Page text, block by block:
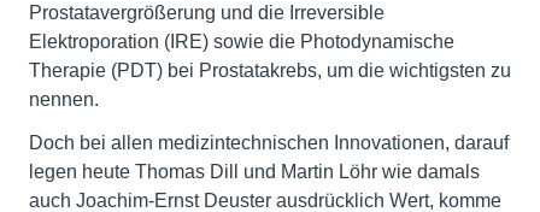
Prostatavergrößerung und die Irreversible
Elektroporation (IRE) sowie die Photodynamische
Therapie (PDT) bei Prostatakrebs, um die wichtigsten zu
nennen.
Doch bei allen medizintechnischen Innovationen, darauf
legen heute Thomas Dill und Martin Löhr wie damals
auch Joachim-Ernst Deuster ausdrücklich Wert, komme